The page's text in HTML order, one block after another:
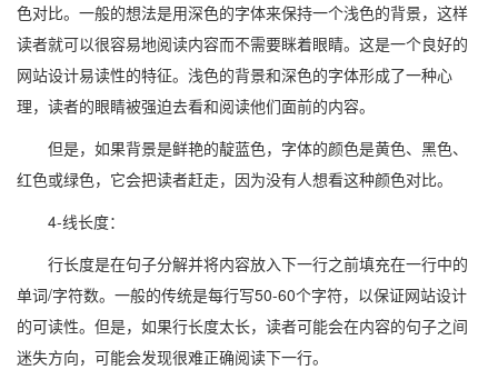
色对比。一般的想法是用深色的字体来保持一个浅色的背景，这样
读者就可以很容易地阅读内容而不需要眯着眼睛。这是一个良好的
网站设计易读性的特征。浅色的背景和深色的字体形成了一种心
理，读者的眼睛被强迫去看和阅读他们面前的内容。
但是，如果背景是鲜艳的靛蓝色，字体的颜色是黄色、黑色、
红色或绿色，它会把读者赶走，因为没有人想看这种颜色对比。
4-线长度：
行长度是在句子分解并将内容放入下一行之前填充在一行中的
单词/字符数。一般的传统是每行写50-60个字符，以保证网站设计
的可读性。但是，如果行长度太长，读者可能会在内容的句子之间
迷失方向，可能会发现很难正确阅读下一行。